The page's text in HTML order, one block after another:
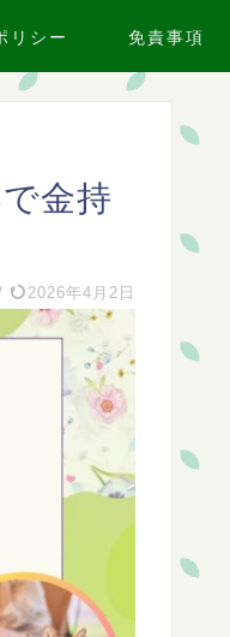
リシー 免責事項
金持
2026年4月2日